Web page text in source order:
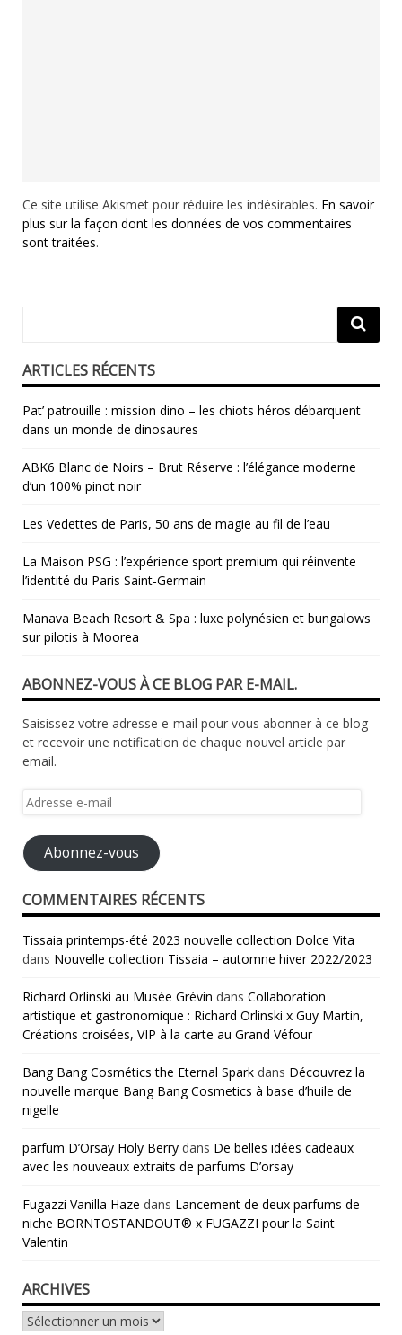
Ce site utilise Akismet pour réduire les indésirables. En savoir
plus sur la façon dont les données de vos commentaires
sont traitées.
ARTICLES RÉCENTS
Pat’ patrouille : mission dino – les chiots héros débarquent
dans un monde de dinosaures
ABK6 Blanc de Noirs – Brut Réserve : l’élégance moderne
d’un 100% pinot noir
Les Vedettes de Paris, 50 ans de magie au fil de l’eau
La Maison PSG : l’expérience sport premium qui réinvente
l’identité du Paris Saint‑Germain
Manava Beach Resort & Spa : luxe polynésien et bungalows
sur pilotis à Moorea
ABONNEZ-VOUS À CE BLOG PAR E-MAIL.
Saisissez votre adresse e-mail pour vous abonner à ce blog
et recevoir une notification de chaque nouvel article par
email.
Adresse
mail
Abonnez-vous
COMMENTAIRES RÉCENTS
Tissaia printemps-été 2023 nouvelle collection Dolce Vita
dans Nouvelle collection Tissaia – automne hiver 2022/2023
Richard Orlinski au Musée Grévin dans Collaboration
artistique et gastronomique : Richard Orlinski x Guy Martin,
Créations croisées, VIP à la carte au Grand Véfour
Bang Bang Cosmétics the Eternal Spark dans Découvrez la
nouvelle marque Bang Bang Cosmetics à base d’huile de
nigelle
parfum D’Orsay Holy Berry dans De belles idées cadeaux
avec les nouveaux extraits de parfums D’orsay
Fugazzi Vanilla Haze dans Lancement de deux parfums de
niche BORNTOSTANDOUT® x FUGAZZI pour la Saint
Valentin
ARCHIVES
Archives